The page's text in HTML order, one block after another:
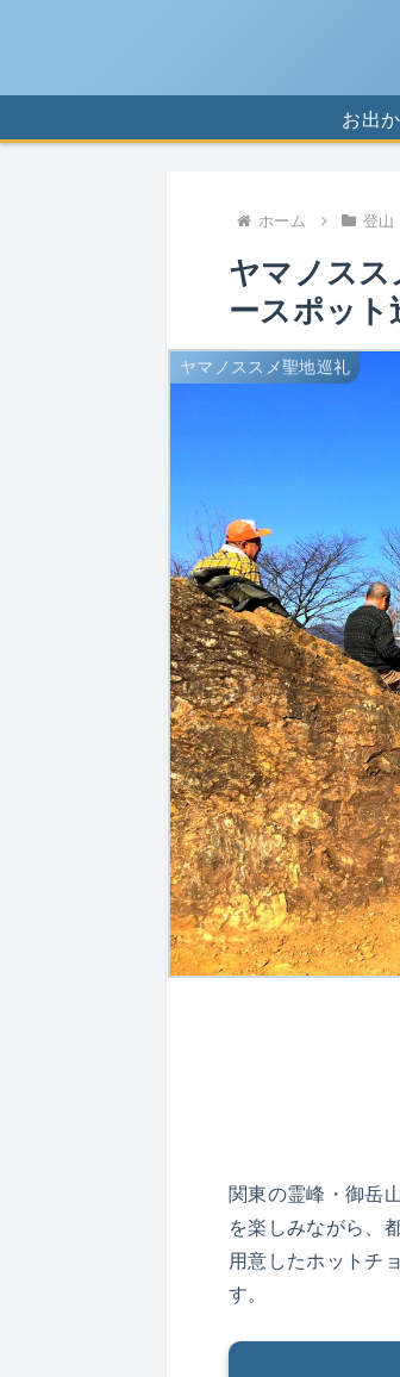
お出
ホーム 登山
ヤマノスス
ースポット
ヤマノススメ聖地巡礼
関東の霊峰・御岳
を楽しみながら、
用意したホットチ
す。